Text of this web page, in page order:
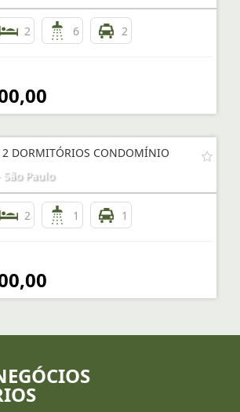
COM 2 SUÍTES NA VILA SUZANA
2
2 DORMITÓRIOS CONDOMÍNIO
2